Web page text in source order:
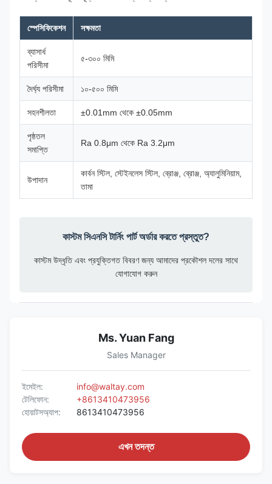
স্পেসিফিকেশন সক্ষমতা
ব্যাসার্ধ
পরিসীমা
৫-৩০০ মিমি
দৈর্ঘ্য পরিসীমা ১০-৫০০ মিমি
সহনশীলতা ±0.01mm থেকে ±0.05mm
পৃষ্ঠতল
সমাপ্তি
Ra 0.8μm থেকে Ra 3.2μm
উপাদান
কার্বন স্টিল, স্টেইনলেস স্টিল, ব্রোঞ্জ, ব্রোঞ্জ, অ্যালুমিনিয়াম,
তামা
কাস্টম সিএনসি টার্নিং পার্ট অর্ডার করতে প্রস্তুত?
কাস্টম উদ্ধৃতি এবং প্রযুক্তিগত বিবরণ জন্য আমাদের প্রকৌশল দলের সাথে
যোগাযোগ করুন
Ms. Yuan Fang
Sales Manager
ইমেইল:
info@waltay.com
টেলিফোন:
+8613410473956
হোয়াটসঅ্যাপ:
8613410473956
এখন তদন্ত